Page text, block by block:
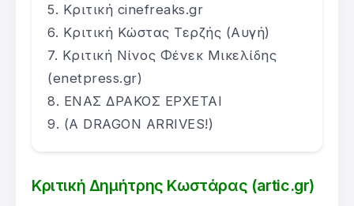
Κριτική cinefreaks.gr
Κριτική Κώστας Τερζής (Αυγή)
Κριτική Νίνος Φένεκ Μικελίδης
(enetpress.gr)
ΕΝΑΣ ΔΡΑΚΟΣ ΕΡΧΕΤΑΙ
(A DRAGON ARRIVES!)
Κριτική Δημήτρης Κωστάρας (artic.gr)